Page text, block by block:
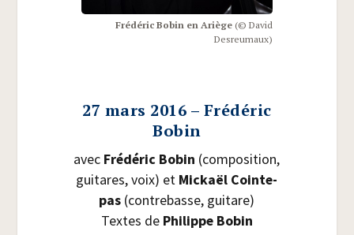
Fré­dé­ric Bobin en Ariège(© David
Desreumaux)
27 mars 2016 – Frédéric
Bobin
avec Fré­dé­ric Bobin (com­po­si­tion,
gui­tares, voix) et Mickaël Coin­te­
pas (contre­basse, guitare)
Textes de Phi­lippe Bobin